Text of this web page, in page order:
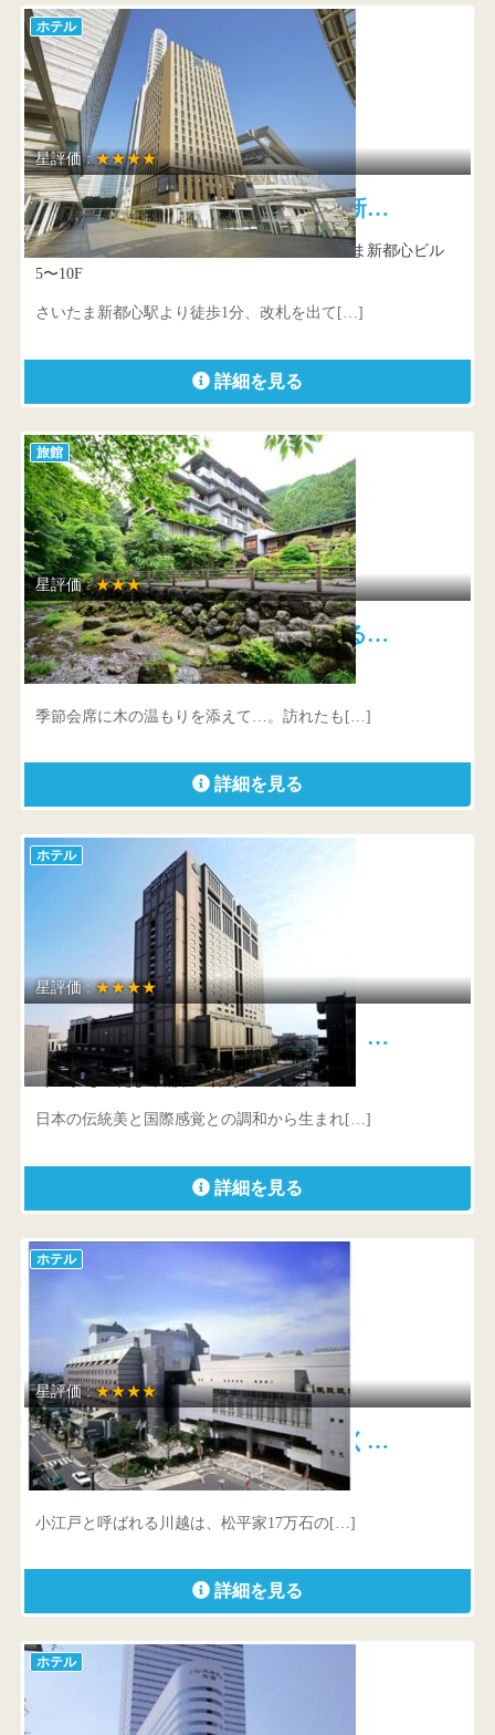
ホテル
星評価 :★★★★
ホテルメトロポリタンさいたま新…
埼玉県 さいたま市中央区新都心11-1 JRさいたま新都心ビル
5〜10F
さいたま新都心駅より徒歩1分、改札を出て[…]
詳細を見る
旅館
星評価 :★★★
大松閣 緑の山々を見渡せる…
埼玉県 飯能市大字下名栗917-1
季節会席に木の温もりを添えて…。訪れたも[…]
詳細を見る
ホテル
星評価 :★★★★
浦和ロイヤルパインズホテル …
埼玉県 さいたま市浦和区仲町2-5-1
日本の伝統美と国際感覚との調和から生まれ[…]
詳細を見る
ホテル
星評価 :★★★★
川越プリンスホテル ごゆっく…
埼玉県 川越市新富町1-22
小江戸と呼ばれる川越は、松平家17万石の[…]
詳細を見る
ホテル